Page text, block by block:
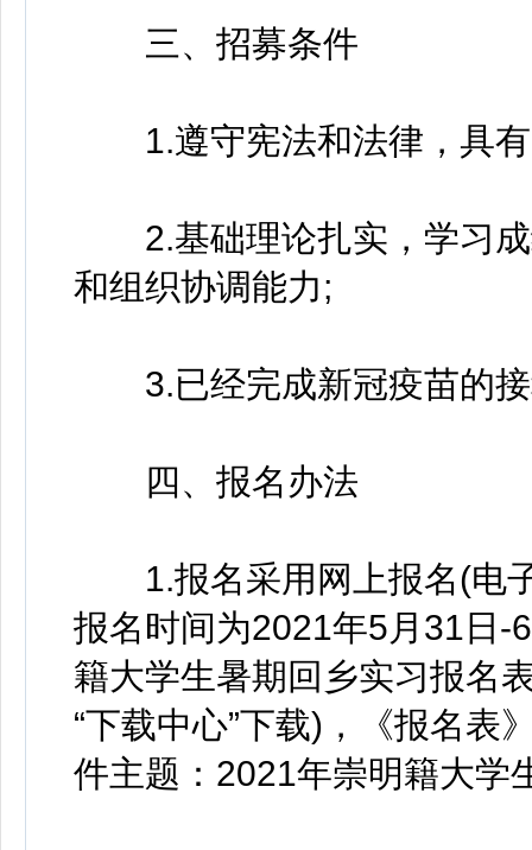
三、招募条件
1.遵守宪法和法律，具有
2.基础理论扎实，学习成
和组织协调能力;
3.已经完成新冠疫苗的接
四、报名办法
1.报名采用网上报名(电子
报名时间为2021年5月31日-
籍大学生暑期回乡实习报名
“下载中心”下载)，《报名表
件主题：2021年崇明籍大学